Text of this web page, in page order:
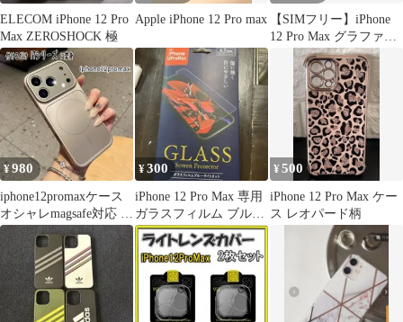
ELECOM iPhone 12 Pro
Max ZEROSHOCK 極
Apple iPhone 12 Pro max
【SIMフリー】iPhone
12 Pro Max グラファイ
ト 128GB
¥980
iphone12promaxケース
オシャレmagsafe対応 レ
ンズ保護
¥300
iPhone 12 Pro Max 専用
ガラスフィルム ブルー
ライトカット
¥500
iPhone 12 Pro Max ケー
ス レオパード柄